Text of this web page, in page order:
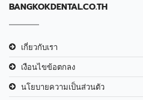
BANGKOKDENTAL.CO.TH
เกี่ยวกับเรา
เงือนไขข้อตกลง
นโยบายความเป็นส่วนตัว